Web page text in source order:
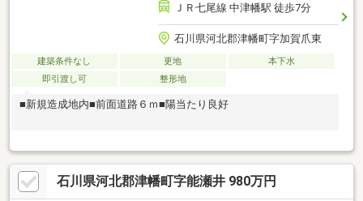
ＪＲ七尾線 中津幡駅 徒歩7分
石川県河北郡津幡町字加賀爪東
建築条件なし 更地
本下水
即引渡し可
整形地
■新規造成地内■前面道路６ｍ■陽当たり良好
石川県河北郡津幡町字能瀬井 980万円